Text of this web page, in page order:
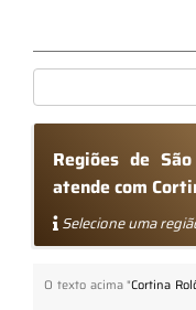
Regiões de
atende com
Selecione uma
O texto acima "Cortina